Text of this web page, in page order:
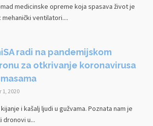
medicinske opreme koja spasava život je
ventilatori....
radi na pandemijskom
za otkrivanje koronavirusa
1, 2020
i kašalj ljudi u gužvama. Poznata nam je
dronovi u...